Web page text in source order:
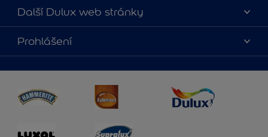
O nás
Kontaktujte nás
Najít obchod
Další Dulux web stránky
duluxmalir.cz
duluxmaliar.sk
duluxprodejnabarev.cz
duluxpredajnafarieb.sk
Prohlášení